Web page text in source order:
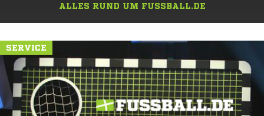
ALLES RUND UM FUSSBALL.DE
SERVICE